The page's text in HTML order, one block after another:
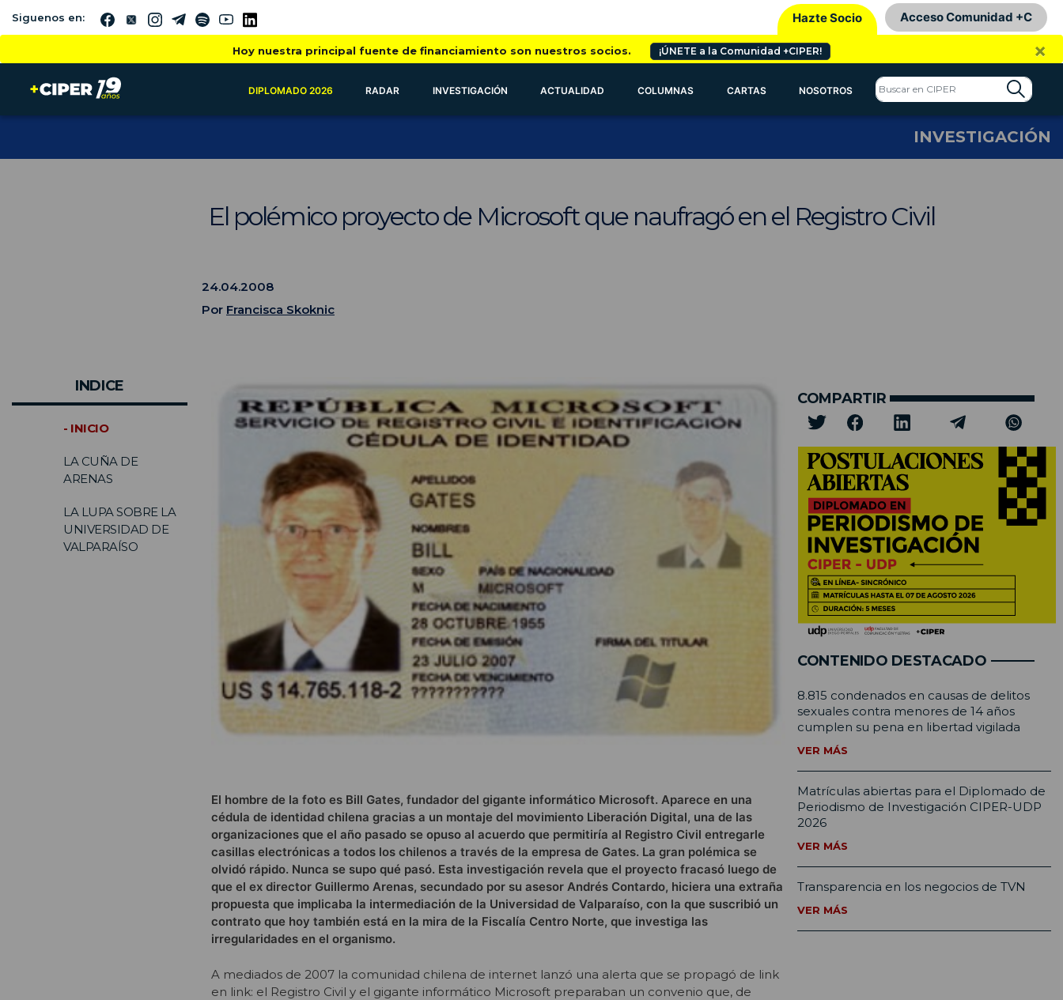
Siguenos en: Hazte Socio Acceso Comunidad +C
Hoy nuestra principal fuente de financiamiento son nuestros socios. ¡ÚNETE a la Comunidad +CIPER! ×
DIPLOMADO 2026 RADAR INVESTIGACIÓN ACTUALIDAD COLUMNAS CARTAS NOSOTROS
INVESTIGACIÓN
El polémico proyecto de Microsoft que naufragó en el Registro Civil
24.04.2008
Por Francisca Skoknic
INDICE
- INICIO
LA CUÑA DE
ARENAS
LA LUPA SOBRE LA
UNIVERSIDAD DE
VALPARAÍSO
El hombre de la foto es Bill Gates, fundador del gigante informático Microsoft. Aparece en una
cédula de identidad chilena gracias a un montaje del movimiento Liberación Digital, una de las
organizaciones que el año pasado se opuso al acuerdo que permitiría al Registro Civil entregarle
casillas electrónicas a todos los chilenos a través de la empresa de Gates. La gran polémica se
olvidó rápido. Nunca se supo qué pasó. Esta investigación revela que el proyecto fracasó luego de
que el ex director Guillermo Arenas, secundado por su asesor Andrés Contardo, hiciera una extraña
propuesta que implicaba la intermediación de la Universidad de Valparaíso, con la que suscribió un
contrato que hoy también está en la mira de la Fiscalía Centro Norte, que investiga las
irregularidades en el organismo.
A mediados de 2007 la comunidad chilena de internet lanzó una alerta que se propagó de link
en link: el Registro Civil y el gigante informático Microsoft preparaban un convenio que, de
COMPARTIR
CONTENIDO DESTACADO
8.815 condenados en causas de delitos
sexuales contra menores de 14 años
cumplen su pena en libertad vigilada
VER MÁS
Matrículas abiertas para el Diplomado de
Periodismo de Investigación CIPER-UDP
2026
VER MÁS
Transparencia en los negocios de TVN
VER MÁS